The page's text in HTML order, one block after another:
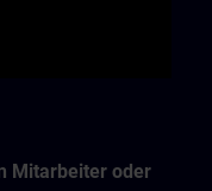
Mitarbeiter oder